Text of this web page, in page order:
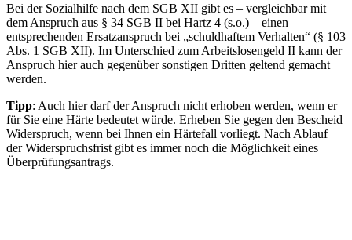
Bei der Sozialhilfe nach dem SGB XII gibt es – vergleichbar mit
dem Anspruch aus § 34 SGB II bei Hartz 4 (s.o.) – einen
entsprechenden Ersatzanspruch bei „schuldhaftem Verhalten“ (§ 103
Abs. 1 SGB XII). Im Unterschied zum Arbeitslosengeld II kann der
Anspruch hier auch gegenüber sonstigen Dritten geltend gemacht
werden.
Tipp: Auch hier darf der Anspruch nicht erhoben werden, wenn er
für Sie eine Härte bedeutet würde. Erheben Sie gegen den Bescheid
Widerspruch, wenn bei Ihnen ein Härtefall vorliegt. Nach Ablauf
der Widerspruchsfrist gibt es immer noch die Möglichkeit eines
Überprüfungsantrags.